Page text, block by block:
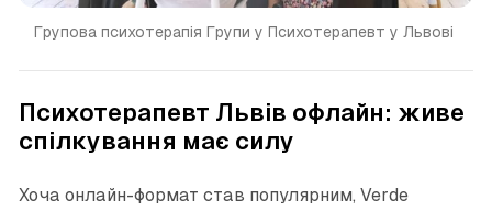
Групова психотерапія Групи у Психотерапевт у Львові
Психотерапевт Львів офлайн: живе
спілкування має силу
Хоча онлайн-формат став популярним, Verde